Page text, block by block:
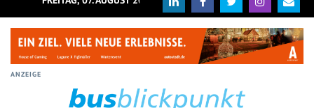
ANZEIGE